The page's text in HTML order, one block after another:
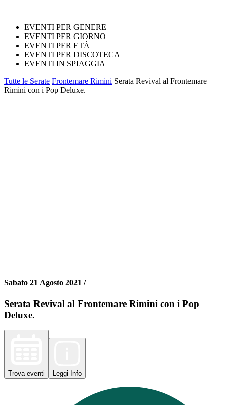
EVENTI PER GENERE
EVENTI PER GIORNO
EVENTI PER ETÀ
EVENTI PER DISCOTECA
EVENTI IN SPIAGGIA
Tutte le Serate Frontemare Rimini Serata Revival al Frontemare
Rimini con i Pop Deluxe.
Sabato 21 Agosto 2021 /
Serata Revival al Frontemare Rimini con i Pop
Deluxe.
Trova eventi Leggi Info